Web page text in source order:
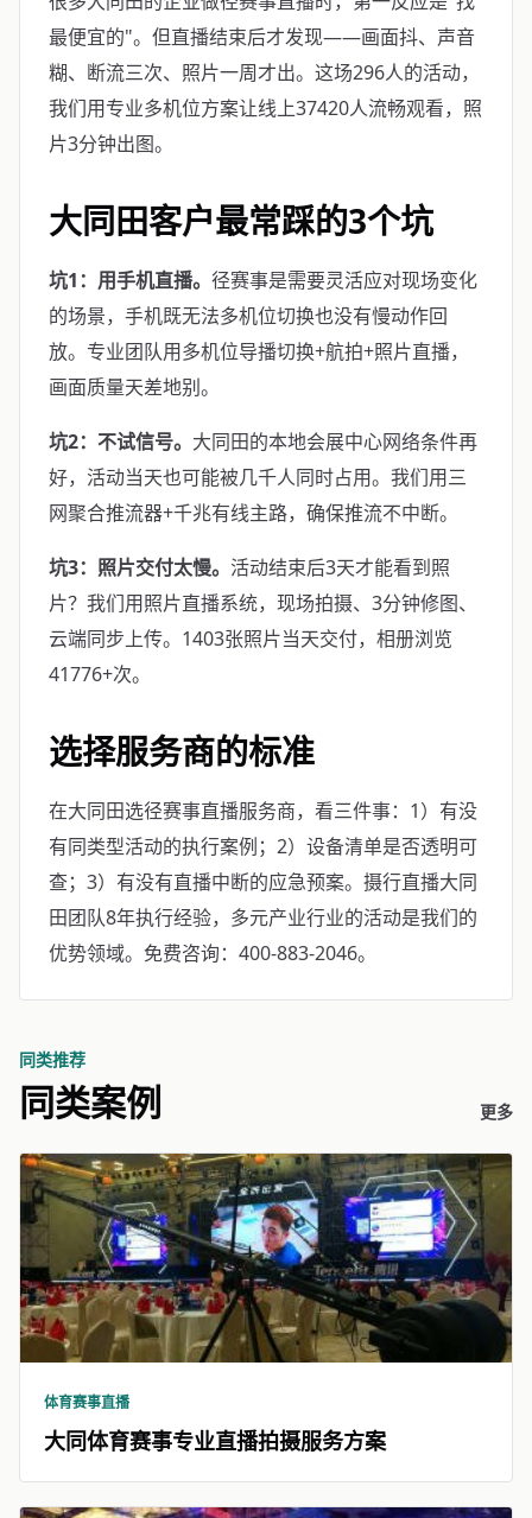
最便宜的"。但直播结束后才发现——画面抖、声音
糊、断流三次、照片一周才出。这场296人的活动，
我们用专业多机位方案让线上37420人流畅观看，照
片3分钟出图。
大同田客户最常踩的3个坑
坑1：用手机直播。 径赛事是需要灵活应对现场变化
的场景，手机既无法多机位切换也没有慢动作回
放。专业团队用多机位导播切换+航拍+照片直播，
画面质量天差地别。
坑2：不试信号。 大同田的本地会展中心网络条件再
好，活动当天也可能被几千人同时占用。我们用三
网聚合推流器+千兆有线主路，确保推流不中断。
坑3：照片交付太慢。 活动结束后3天才能看到照
片？我们用照片直播系统，现场拍摄、3分钟修图、
云端同步上传。1403张照片当天交付，相册浏览
41776+次。
选择服务商的标准
在大同田选径赛事直播服务商，看三件事：1）有没
有同类型活动的执行案例；2）设备清单是否透明可
查；3）有没有直播中断的应急预案。摄行直播大同
田团队8年执行经验，多元产业行业的活动是我们的
优势领域。免费咨询：400-883-2046。
同类推荐
同类案例 更多
体育赛事直播
大同体育赛事专业直播拍摄服务方案